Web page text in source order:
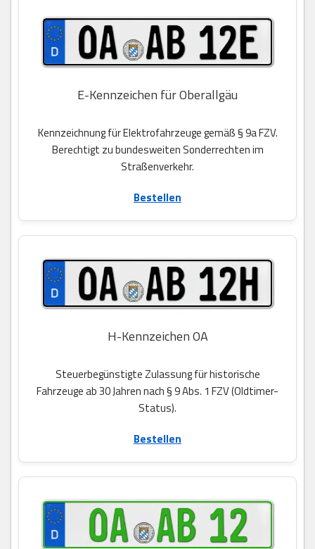
E-Kennzeichen für Oberallgäu
Kennzeichnung für Elektrofahrzeuge gemäß § 9a FZV.
Berechtigt zu bundesweiten Sonderrechten im
Straßenverkehr.
Bestellen
H-Kennzeichen OA
Steuerbegünstigte Zulassung für historische
Fahrzeuge ab 30 Jahren nach § 9 Abs. 1 FZV (Oldtimer-
Status).
Bestellen